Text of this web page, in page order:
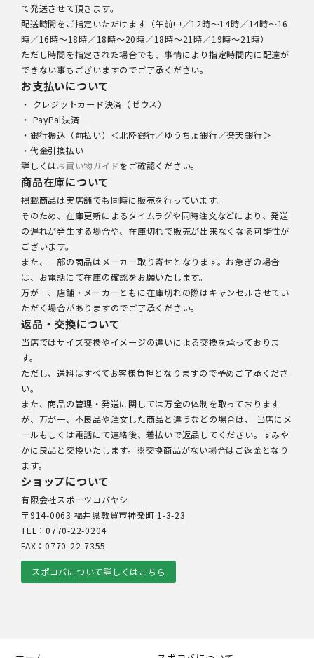
て発送させて頂きます。
配送時間をご指定いただけます（午前中／12時～14時／14時～16
時／16時～18時／18時～20時／18時～21時／19時～21時）
ただし時間を指定された場合でも、事情により指定時間内に配達が
できない事もございますのでご了承ください。
お支払いについて
・ クレジットカード決済（ゼウス）
・ PayPal決済
・銀行振込（前払い）＜北陸銀行／ゆうちょ銀行／楽天銀行＞
・代金引換払い
詳しくはお買い物ガイドをご確認ください。
商品在庫について
掲載商品は実店舗でも同時に販売を行っています。
そのため、在庫更新によるタイムラグや同時注文などにより、発送
の遅れが発生する場合や、在庫切れで販売が出来なくなる可能性が
ございます。
また、一部の商品はメーカー取り寄せとなります。お急ぎの場合
は、お電話にて在庫の確認をお願いたします。
万が一、店舗・メーカーともに在庫切れの際はキャンセルさせてい
ただく場合がありますのでご了承ください。
返品・交換について
当店ではサイズ交換やイメージの違いによる交換を承っておりま
す。
ただし、送料はすべてお客様負担となりますので予めご了承くださ
い。
また、商品の管理・発送に関しては万全の体制を取っております
が、万が一、不良品や注文した商品と違うなどの場合は、 当店にメ
ールもしくは電話にて連絡後、着払いで返品してください。すみや
かに良品と交換いたします。※交換商品がない場合はご返金となり
ます。
ショップについて
有限会社スポーツコバヤシ
〒914-0063 福井県敦賀市神楽町 1-3-23
TEL：0770-22-0204
FAX：0770-22-7355
スポコバについて詳しくはこちら